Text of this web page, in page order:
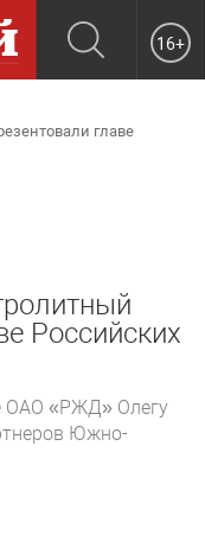
16+
главе
Российских
ОАО «РЖД» Олегу
Южно-